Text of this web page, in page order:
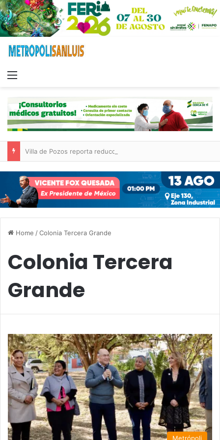
Home /Colonia Tercera Grande
Colonia Tercera
Grande
Metrópoli